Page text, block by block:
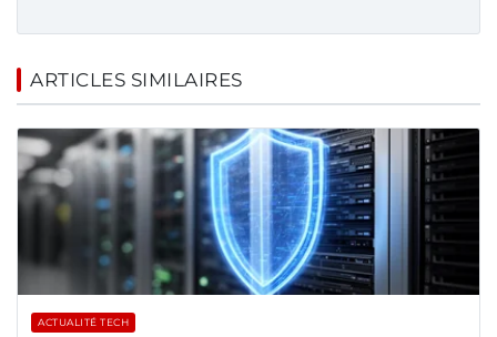
ARTICLES SIMILAIRES
ACTUALITÉ TECH